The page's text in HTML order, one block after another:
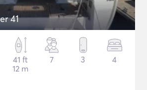
41
41 ft
12 m
7 3 4